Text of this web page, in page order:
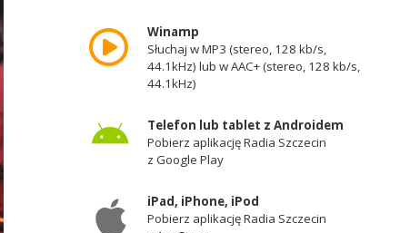
Winamp
Słuchaj w MP3 (stereo, 128 kb/s,
44.1kHz) lub w AAC+ (stereo, 128 kb/s,
44.1kHz)
Telefon lub tablet z Androidem
Pobierz aplikację Radia Szczecin
z Google Play
iPad, iPhone, iPod
Pobierz aplikację Radia Szczecin